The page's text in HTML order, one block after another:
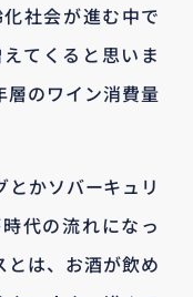
社会が進む中で
てくると思いま
層のワイン消費量
かソバーキュリ
代の流れになっ
とは、お酒が飲め